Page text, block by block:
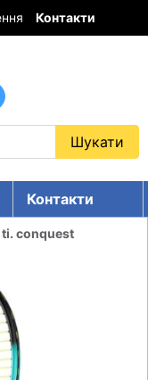
Контакти
Контакти
ti. conquest